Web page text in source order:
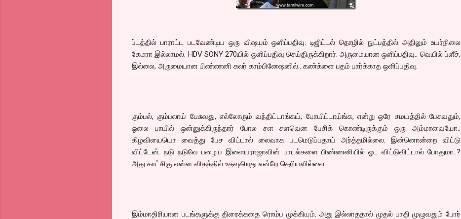
ப்டத்தில் பாராட்ட படவேண்டிய ஒரு விஷயம் ஒளிப்பதிவு. டிஜிட்டல் தொழில் நுட்பத்தில் அதிலும் உயர்நிலை
கேமரா இல்லாமல். HDV SONY 270யில் ஒளிப்பதிவு செய்திருக்கிறார். அருமையான ஒளிப்பதிவு.. வெயில் ப்ளீச்,
இல்லை, அருமையான பிண்ணனி கலர் காம்பினேஷனில்.. கண்க்ளை பதம் பார்க்காத ஒளிப்பதிவு.
கும்பல், கும்பலாய் பேசுவது, எல்லோரும் வந்திட்டாங்கய், போயிட்டாய்ங்க, என்று ஒரே சமயத்தில் பேசுவதும்,
ஓலை பாயில் ஒன்னுக்கிருந்தார் போல சள சளவென பேசிக் கொண்டிருக்கும் ஒரு அம்மாவையோ..
கிழவியையொ வைத்து பேச விட்டால் லைவாக படமெடுப்பதாய் அர்த்தமில்லை. இன்னொன்றை விட்டு
விட்டேன். நடு நடுவே பழைய இளையராஜாவின் பாடல்களை பிண்ணனியில் ஓட விட்டுவிட்டால் போதுமா..?
அது காட்சிகு என்ன விதத்தில் உதவுகிறது என்றே தெரியவில்லை.
இம்மாதிரியான படங்களுக்கு திரைக்கதை ரொம்ப முக்கியம். அது இல்லாததால் முதல் பாதி முழுவதும் போர்